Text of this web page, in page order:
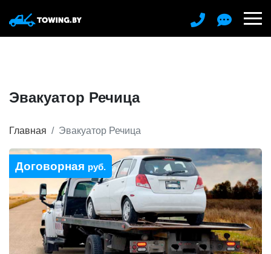
Эвакуатор Речица
Главная Эвакуатор Речица
Договорная руб.